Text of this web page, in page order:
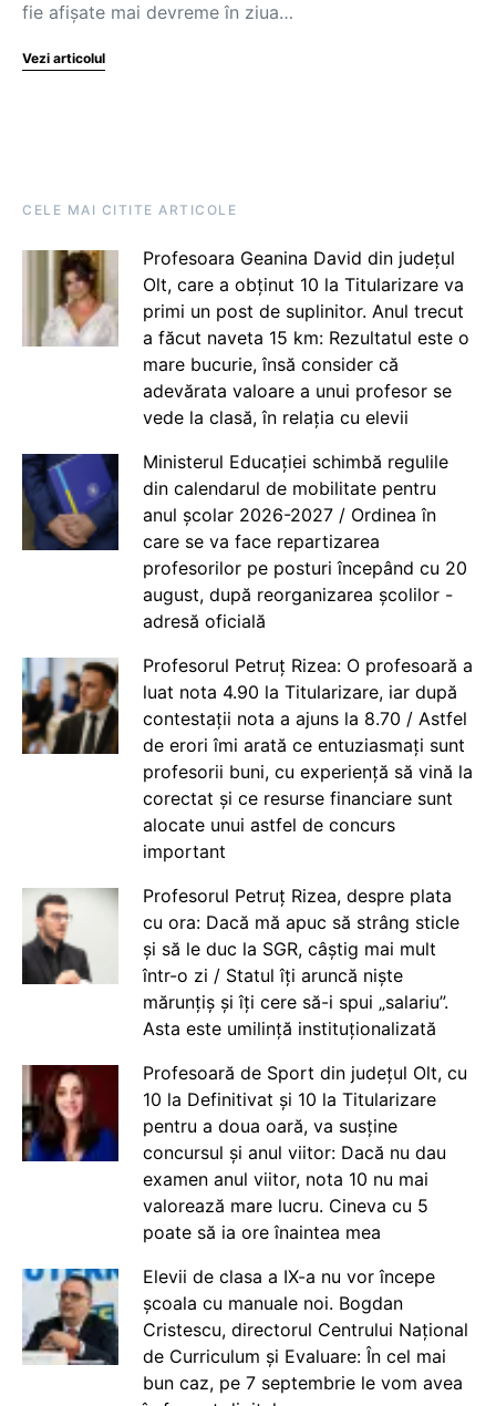
fie afișate mai devreme în ziua…
Vezi articolul
CELE MAI CITITE ARTICOLE
Profesoara Geanina David din județul
Olt, care a obținut 10 la Titularizare va
primi un post de suplinitor. Anul trecut
a făcut naveta 15 km: Rezultatul este o
mare bucurie, însă consider că
adevărata valoare a unui profesor se
vede la clasă, în relația cu elevii
Ministerul Educației schimbă regulile
din calendarul de mobilitate pentru
anul școlar 2026-2027 / Ordinea în
care se va face repartizarea
profesorilor pe posturi începând cu 20
august, după reorganizarea școlilor -
adresă oficială
Profesorul Petruț Rizea: O profesoară a
luat nota 4.90 la Titularizare, iar după
contestații nota a ajuns la 8.70 / Astfel
de erori îmi arată ce entuziasmați sunt
profesorii buni, cu experiență să vină la
corectat și ce resurse financiare sunt
alocate unui astfel de concurs
important
Profesorul Petruț Rizea, despre plata
cu ora: Dacă mă apuc să strâng sticle
și să le duc la SGR, câștig mai mult
într-o zi / Statul îți aruncă niște
mărunțiș și îți cere să-i spui „salariu”.
Asta este umilință instituționalizată
Profesoară de Sport din județul Olt, cu
10 la Definitivat și 10 la Titularizare
pentru a doua oară, va susține
concursul și anul viitor: Dacă nu dau
examen anul viitor, nota 10 nu mai
valorează mare lucru. Cineva cu 5
poate să ia ore înaintea mea
Elevii de clasa a IX-a nu vor începe
școala cu manuale noi. Bogdan
Cristescu, directorul Centrului Național
de Curriculum și Evaluare: În cel mai
bun caz, pe 7 septembrie le vom avea